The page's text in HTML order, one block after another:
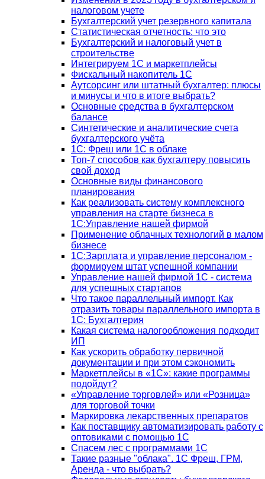
налоговом учете
Бухгалтерский учет резервного капитала
Статистическая отчетность: что это
Бухгалтерский и налоговый учет в
строительстве
Интегрируем 1С и маркетплейсы
Фискальный накопитель 1С
Аутсорсинг или штатный бухгалтер: плюсы
и минусы и что в итоге выбрать?
Основные средства в бухгалтерском
балансе
Синтетические и аналитические счета
бухгалтерского учёта
1C: Фреш или 1С в облаке
Топ-7 способов как бухгалтеру повысить
свой доход
Основные виды финансового
планирования
Как реализовать систему комплексного
управления на старте бизнеса в
1С:Управление нашей фирмой
Применение облачных технологий в малом
бизнесе
1C:Зарплата и управление персоналом -
формируем штат успешной компании
Управление нашей фирмой 1C - система
для успешных стартапов
Что такое параллельный импорт. Как
отразить товары параллельного импорта в
1С: Бухгалтерия
Какая система налогообложения подходит
ИП
Как ускорить обработку первичной
документации и при этом сэкономить
Маркетплейсы в «1С»: какие программы
подойдут?
«Управление торговлей» или «Розница»
для торговой точки
Маркировка лекарственных препаратов
Как поставщику автоматизировать работу с
оптовиками с помощью 1С
Спасем лес с программами 1С
Такие разные "облака". 1С Фреш, ГРМ,
Аренда - что выбрать?